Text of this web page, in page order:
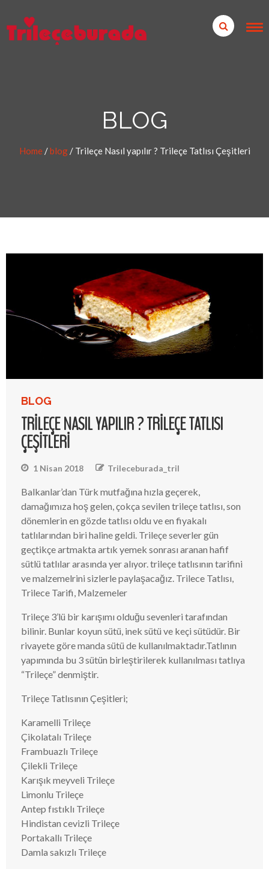
BLOG
Home/blog/ Trileçe Nasıl yapılır ? Trileçe Tatlısı Çeşitleri
BLOG
TRILEÇE NASIL YAPILIR ? TRILEÇE TATLISI
ÇEŞITLERI
1 Nisan 2018 Trileceburada_tril
Balkanlar’dan Türk mutfağına hızla geçerek,
damağımıza hoş gelen, çokça sevilen trileçe tatlısı, son
dönemlerin en gözde tatlısı oldu ve en fiyakalı
tatlılarından biri haline geldi. Trileçe severler gün
geçtikçe artmakta artık yemek sonrası aranan hafif
sütlü tatlılar arasında yer alıyor. trileçe tatlısının tarifini
ve malzemelrini sizlerle paylaşacağız. Trilece Tatlısı,
Trilece Tarifi, Malzemeler
Trileçe 3’lü bir karışımı olduğu sevenleri tarafından
bilinir. Bunlar koyun sütü, inek sütü ve keçi sütüdür. Bir
rivayete göre manda sütü de kullanılmaktadır.Tatlının
yapımında bu 3 sütün birleştirilerek kullanılması tatlıya
“Trileçe” denmiştir.
Trileçe Tatlısının Çeşitleri;
Karamelli Trileçe
Çikolatalı Trileçe
Frambuazlı Trileçe
Çilekli Trileçe
Karışık meyveli Trileçe
Limonlu Trileçe
Antep fıstıklı Trileçe
Hindistan cevizli Trileçe
Portakallı Trileçe
Damla sakızlı Trileçe